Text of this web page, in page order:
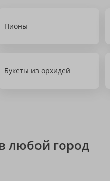
Пионы
Букеты из орхидей
любой город